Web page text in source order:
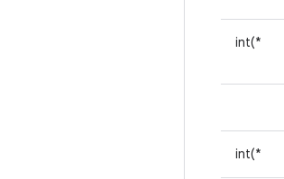
int(*
int(*